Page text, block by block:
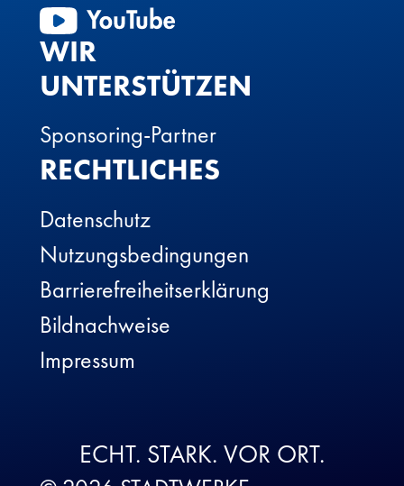
WIR
UNTERSTÜTZEN
Sponsoring-Partner
RECHTLICHES
Datenschutz
Nutzungsbedingungen
Barrierefreiheitserklärung
Bildnachweise
Impressum
ECHT. STARK. VOR ORT.